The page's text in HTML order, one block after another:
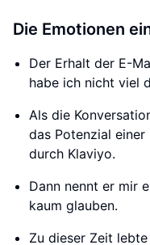
Die Emotionen
Der Erhalt der E-
habe ich nicht viel
Als die
das Potenzial
durch Klaviyo.
Dann nennt er mir
kaum glauben.
Zu dieser Zeit